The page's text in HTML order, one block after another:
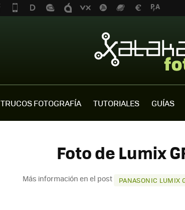
TRUCOS FOTOGRAFÍA TUTORIALES GUÍAS
Foto de Lumix
Más información en el post PANASONIC LUMIX